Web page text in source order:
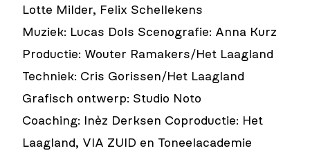
Lotte Milder, Felix Schellekens
Muziek: Lucas Dols Scenografie: Anna Kurz
Productie: Wouter Ramakers/Het Laagland
Techniek: Cris Gorissen/Het Laagland
Grafisch ontwerp: Studio Noto
Coaching: Inèz Derksen Coproductie: Het
Laagland, VIA ZUID en Toneelacademie